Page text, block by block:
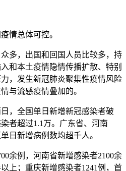
情总体可控。
多，出国和回国人员比较多，持
和本土疫情隐情传播扩散、特别
，发生新冠肺炎聚集性疫情风险
与流感疫情叠加的。
，全国单日新增新冠感染者破
者超过1.1万。广东省、河南
日新增病例数均超千人。
余例，河南省新增感染者2100余
上；重庆新增感染者1241例，首